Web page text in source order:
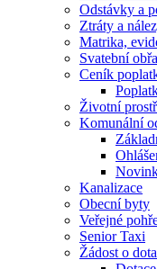
Odstávky a
Ztráty a
Matrika,
Svatební
Ceník
Životní
Komunální
Kanalizace
Obecní byty
Veřejné
Senior Taxi
Žádost o